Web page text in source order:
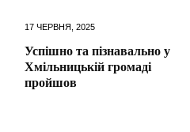
17 ЧЕРВНЯ, 2025
Успішно та пізнавально у
Хмільницькій громаді
пройшов